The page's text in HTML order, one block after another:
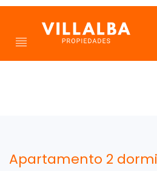
Apartamento 2